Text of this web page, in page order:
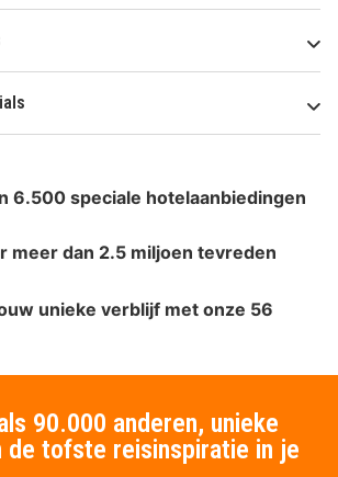
6.500 speciale hotelaanbiedingen
meer dan 2.5 miljoen tevreden
unieke verblijf met onze 56
90.000 anderen, unieke
de tofste reisinspiratie in je